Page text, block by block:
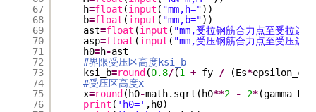
67
68
69
70
71
72
73
74
75
76
h=float (input ( "mm,h="))
b=float (input ( "mm,b="))
ast=float (input ( "mm,受拉钢筋合力点至受拉边
asp=float (input ( "mm,受压钢筋合力点至受压边
h0=h-ast
#界限受压区高度ksi_b
ksi_b=round (0.8/(1 + fy / (Es*
#受压区高度x
x=round (h0-math.sqrt(h0**2 - 2*(gamma_RE
print ( 'h0=' ,h0)